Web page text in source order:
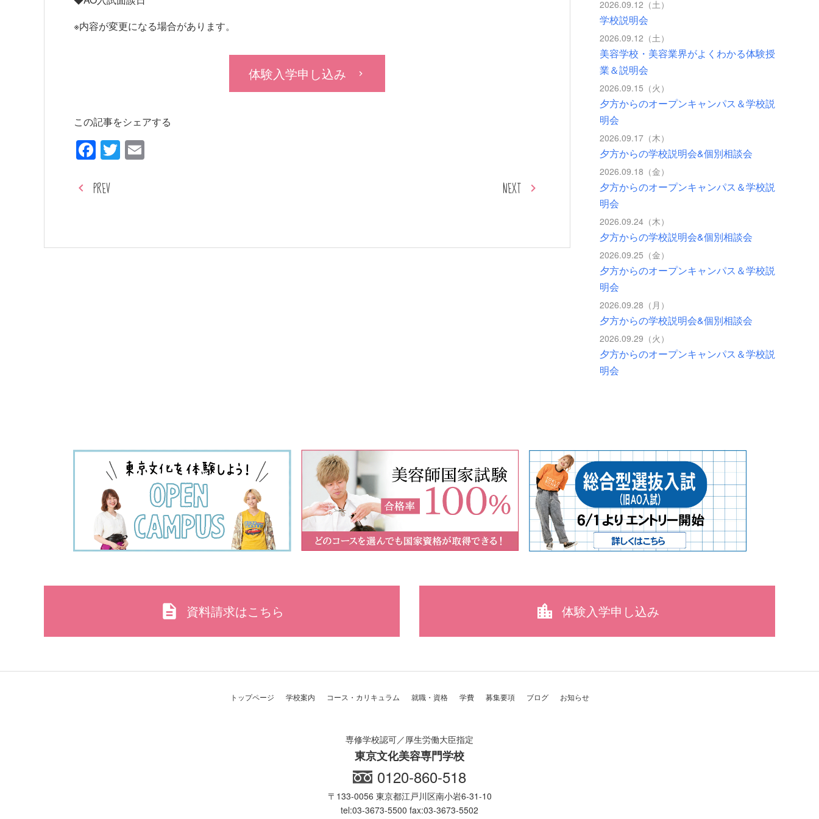
※内容が変更になる場合があります。
体験入学申し込み
この記事をシェアする
Facebook
Twitter
PREV NEXT
2026.09.12（土）
学校説明会
2026.09.12（土）
美容学校・美容業界がよくわかる体験授
業＆説明会
2026.09.15（火）
夕方からのオープンキャンパス＆学校説
明会
2026.09.17（木）
夕方からの学校説明会&個別相談会
2026.09.18（金）
夕方からのオープンキャンパス＆学校説
明会
2026.09.24（木）
夕方からの学校説明会&個別相談会
2026.09.25（金）
夕方からのオープンキャンパス＆学校説
明会
2026.09.28（月）
夕方からの学校説明会&個別相談会
2026.09.29（火）
夕方からのオープンキャンパス＆学校説
明会
資料請求はこちら 体験入学申し込み
トップページ 学校案内 コース・カリキュラム 就職・資格 学費 募集要項 ブログ お知らせ
専修学校認可／厚生労働大臣指定
東京文化美容専門学校
0120-860-518
〒133-0056 東京都江戸川区南小岩6-31-10
tel:03-3673-5500 fax:03-3673-5502